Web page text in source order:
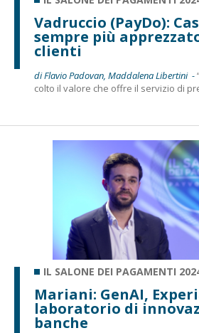
Vadruccio (PayDo):
sempre più
clienti
di Flavio Padovan, Maddalena Libertini -
colto il valore che offre il servizio di
IL SALONE DEI PAGAMENTI
Mariani: GenAI,
laboratorio di
banche